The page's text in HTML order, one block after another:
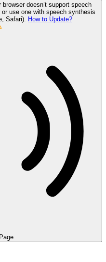
browser doesn’t support speech
use one with speech synthesis
Safari).
How to Update?